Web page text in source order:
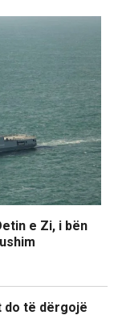
e Zi, i bën
do të dërgojë